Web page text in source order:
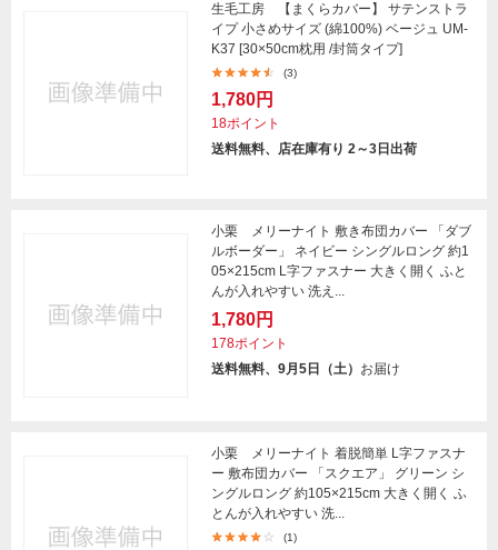
生毛工房 【まくらカバー】 サテンストラ
イプ 小さめサイズ (綿100%) ベージュ UM-
K37 [30×50cm枕用 /封筒タイプ]
(3)
1,780円
18ポイント
送料無料、店在庫有り 2～3日出荷
小栗 メリーナイト 敷き布団カバー 「ダブ
ルボーダー」 ネイビー シングルロング 約1
05×215cm L字ファスナー 大きく開く ふと
んが入れやすい 洗え...
1,780円
178ポイント
送料無料、9月5日（土） お届け
小栗 メリーナイト 着脱簡単 L字ファスナ
ー 敷布団カバー 「スクエア」 グリーン シ
ングルロング 約105×215cm 大きく開く ふ
とんが入れやすい 洗...
(1)